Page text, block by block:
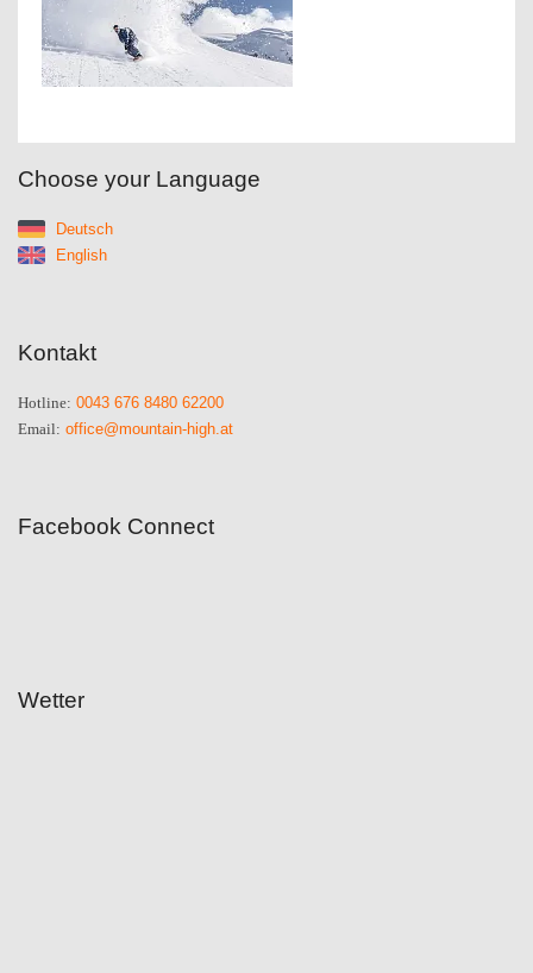
Choose your Language
Deutsch
English
Kontakt
Hotline: 0043 676 8480 62200
Email: office@mountain-high.at
Facebook Connect
Wetter